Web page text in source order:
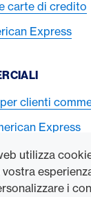
utilizza
i
carte di credito
Express
clienti
Express